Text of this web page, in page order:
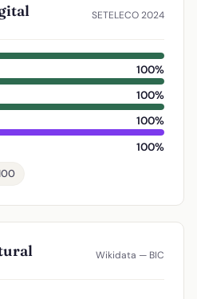
SETELECO 2024
100%
100%
100%
100%
Wikidata — BIC